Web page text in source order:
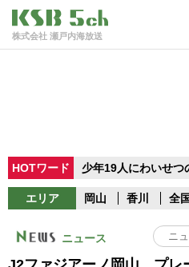
株式会社 瀬戸内海放送
HOTワード 少年19人にわいせつ
エリア 岡山 香川 全国
ニュース